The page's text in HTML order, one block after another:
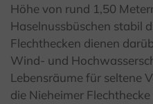
Höhe von rund 1,50
Haselnussbüschen stabil
Flechthecken dienen
Wind- und
Lebensräume für seltene
die Nieheimer